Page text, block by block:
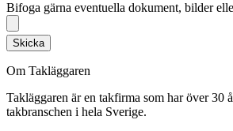
Bifoga gärna eventuella dokument, bilder
Skicka
Om Takläggaren
Takläggaren är en takfirma som har över 30
takbranschen i hela Sverige.